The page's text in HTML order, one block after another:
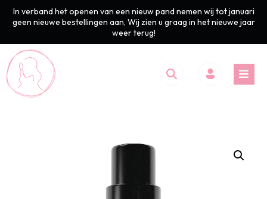
In verband het openen van een nieuw pand nemen wij tot januari
geen nieuwe bestellingen aan, Wij zien u graag in het nieuwe jaar
weer terug!